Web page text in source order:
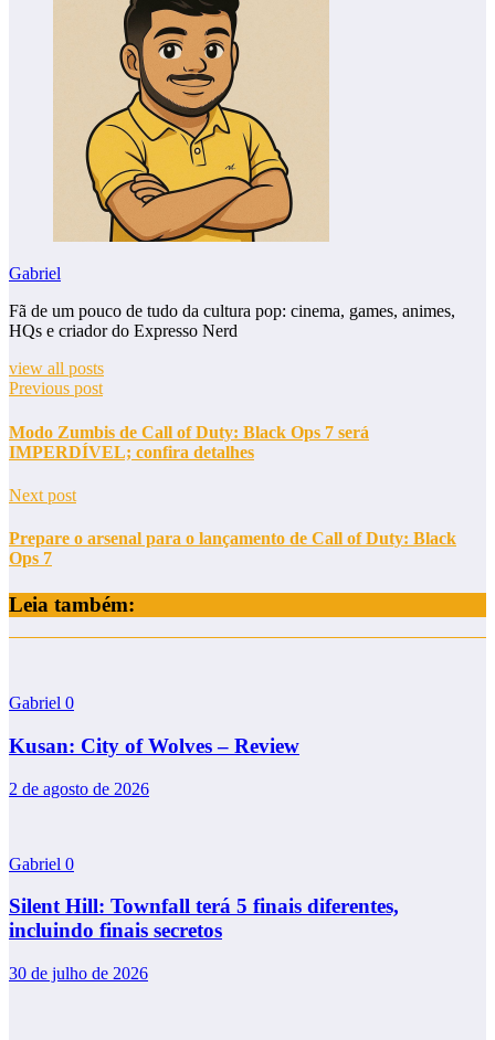
Gabriel
Fã de um pouco de tudo da cultura pop: cinema, games, animes,
HQs e criador do Expresso Nerd
view all posts
Previous post
Modo Zumbis de Call of Duty: Black Ops 7 será
IMPERDÍVEL; confira detalhes
Next post
Prepare o arsenal para o lançamento de Call of Duty: Black
Ops 7
Leia também:
Gabriel 0
Kusan: City of Wolves – Review
2 de agosto de 2026
Gabriel 0
Silent Hill: Townfall terá 5 finais diferentes,
incluindo finais secretos
30 de julho de 2026